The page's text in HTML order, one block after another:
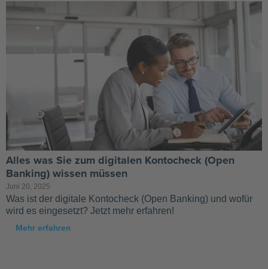
Alles was Sie zum digitalen Kontocheck (Open
Banking) wissen müssen
Juni 20, 2025
Was ist der digitale Kontocheck (Open Banking) und wofür
wird es eingesetzt? Jetzt mehr erfahren!
Mehr erfahren